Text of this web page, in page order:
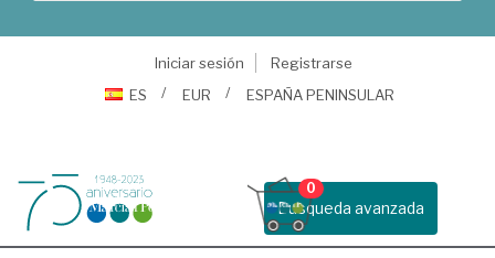
Iniciar sesión
Registrarse
ES
EUR ESPAÑA PENINSULAR
Busqueda avanzada
0